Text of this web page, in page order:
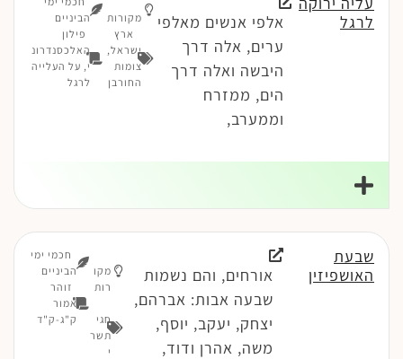
לרגל
אלפי אנשים מאלפי
ערים, אלה דרך
היבשה ואלה דרך
הים, ממזרח
וממערב,
מקורות
ארץ
ישראל,
צומות
החורבן
הביניים
פילון
האלכסנדרונ
י, על העלייה
לרגל
שבעת
האושפיזין
אורחים, והם נשמות
שבעה אבות: אברהם,
יצחק, יעקב, יוסף,
משה, אהרן ודוד,
מקו
רות
חגי
תשר
י
חכמי ימי
הביניים
זוהר
אמור
ק"ג-ק"ד